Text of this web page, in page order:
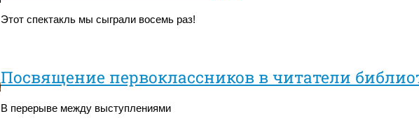
Этот спектакль мы сыграли восемь раз!
Посвящение первоклассников в читатели
В перерыве между выступлениями